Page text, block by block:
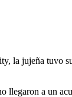
la jujeña tuvo
llegaron a un